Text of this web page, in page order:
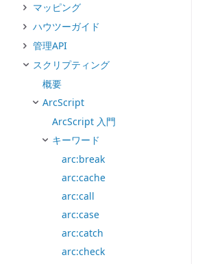
マッピング
ハウツーガイド
管理API
スクリプティング
概要
ArcScript
ArcScript 入門
キーワード
arc:break
arc:cache
arc:call
arc:case
arc:catch
arc:check